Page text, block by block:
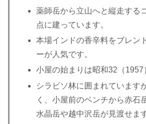
薬師岳から立山へと縦走する
点に建っています。
本場インドの香辛料をブレン
ーが人気です。
小屋の始まりは昭和32（1957
シラビソ林に囲まれています
く、小屋前のベンチから赤石
水晶岳や越中沢岳が見渡せま